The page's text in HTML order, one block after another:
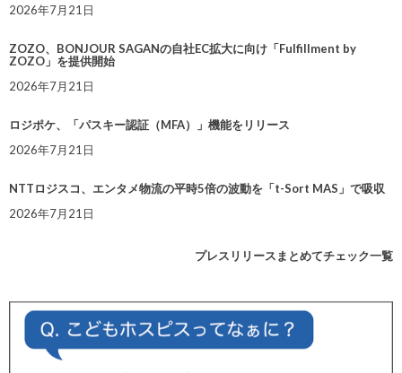
2026年7月21日
ZOZO、BONJOUR SAGANの自社EC拡大に向け「Fulfillment by
ZOZO」を提供開始
2026年7月21日
ロジポケ、「パスキー認証（MFA）」機能をリリース
2026年7月21日
NTTロジスコ、エンタメ物流の平時5倍の波動を「t-Sort MAS」で吸収
2026年7月21日
プレスリリースまとめてチェック一覧